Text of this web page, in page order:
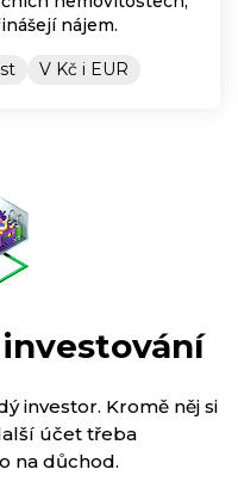
nájem.
V Kč i EUR
investor. Kromě něj si
účet třeba
na důchod.